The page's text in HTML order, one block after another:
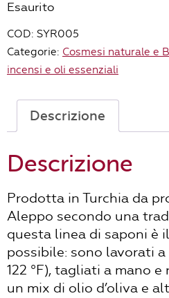
Esaurito
COD: SYR005
Categorie: Cosmesi naturale e
incensi e oli essenziali
Descrizione
Descrizione
Prodotta in Turchia da
Aleppo secondo una
questa linea di saponi è
possibile: sono lavorati a
122 °F), tagliati a mano
un mix di olio d’oliva e